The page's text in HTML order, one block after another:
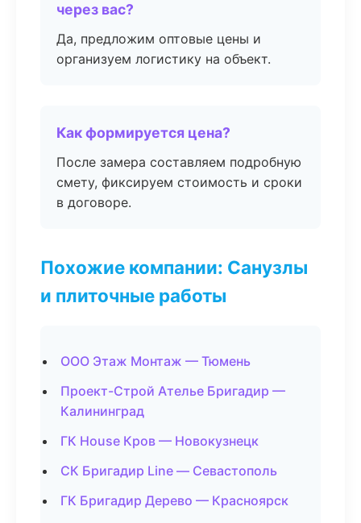
через вас?
Да, предложим оптовые цены и
организуем логистику на объект.
Как формируется цена?
После замера составляем подробную
смету, фиксируем стоимость и сроки
в договоре.
Похожие компании: Санузлы
и плиточные работы
ООО Этаж Монтаж — Тюмень
Проект-Строй Ателье Бригадир —
Калининград
ГК House Кров — Новокузнецк
СК Бригадир Line — Севастополь
ГК Бригадир Дерево — Красноярск